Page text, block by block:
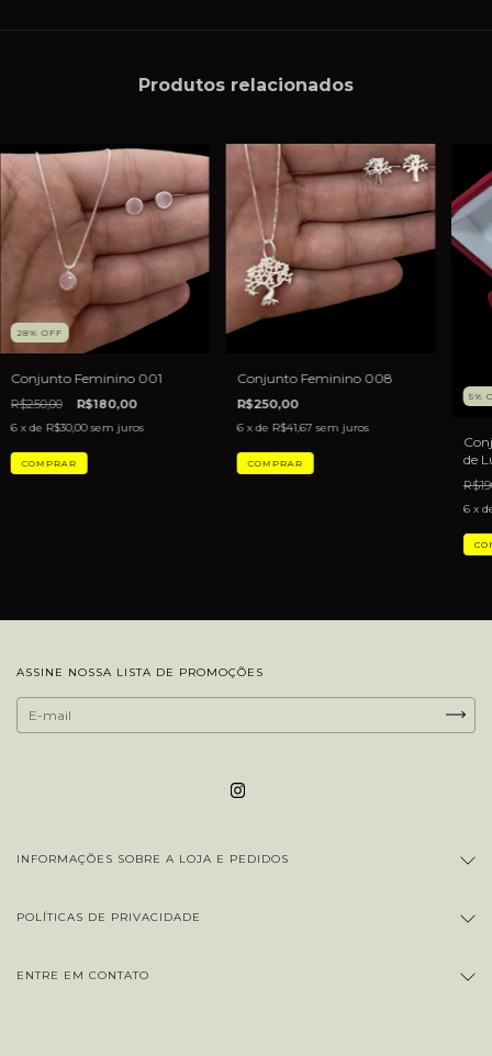
Produtos relacionados
28%OFF
Conjunto Feminino 001
R$250,00 R$180,00
6 x de R$30,00 sem juros
Conjunto Feminino 008
R$250,00
6 x de R$41,67 sem juros
5%
de
6 x
ASSINE NOSSA LISTA DE PROMOÇÕES
INFORMAÇÕES SOBRE A LOJA E PEDIDOS
POLÍTICAS DE PRIVACIDADE
ENTRE EM CONTATO